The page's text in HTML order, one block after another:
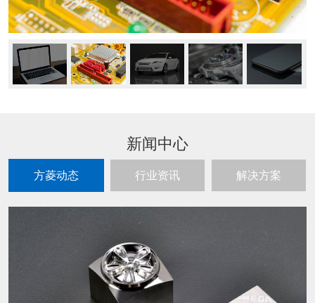
新闻中心
方菱动态 行业资讯 解决方案